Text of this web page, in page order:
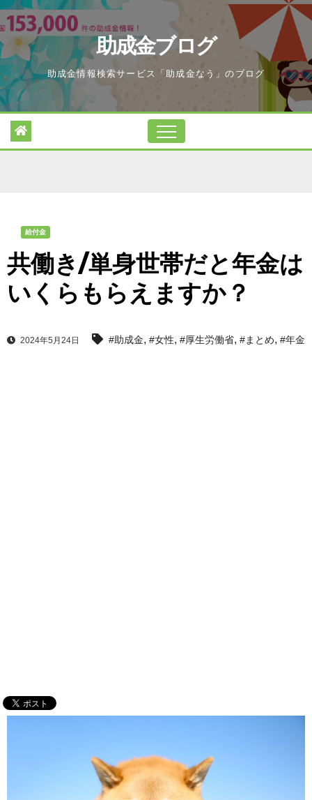
Skip
to
content
助成金ブログ
助成金情報検索サービス「助成金なう」のブログ
給付金
共働き/単身世帯だと年金は
いくらもらえますか？
2024年5月24日 #助成金, #女性, #厚生労働省, #まとめ, #年金